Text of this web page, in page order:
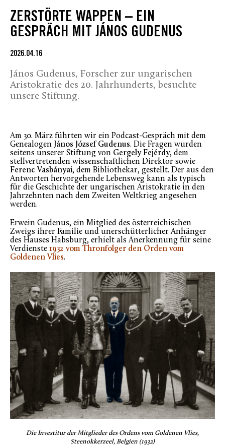
ZERSTÖRTE WAPPEN – EIN
GESPRÄCH MIT JÁNOS GUDENUS
2026.04.16
János Gudenus, Forscher zur ungarischen
Aristokratie des 20. Jahrhunderts, besuchte
unsere Stiftung.
Am 30. März führten wir ein Podcast-Gespräch mit dem
Genealogen János József Gudenus. Die Fragen wurden
seitens unserer Stiftung von Gergely Fejérdy, dem
stellvertretenden wissenschaftlichen Direktor sowie
Ferenc Vasbányai, dem Bibliothekar, gestellt. Der aus den
Antworten hervorgehende Lebensweg kann als typisch
für die Geschichte der ungarischen Aristokratie in den
Jahrzehnten nach dem Zweiten Weltkrieg angesehen
werden.
Erwein Gudenus, ein Mitglied des österreichischen
Zweigs ihrer Familie und unerschütterlicher Anhänger
des Hauses Habsburg, erhielt als Anerkennung für seine
Verdienste 1932 vom Thronfolger den Orden vom
Goldenen Vlies.
Die Investitur der Mitglieder des Ordens vom Goldenen Vlies,
Steenokkerzeel, Belgien (1932)